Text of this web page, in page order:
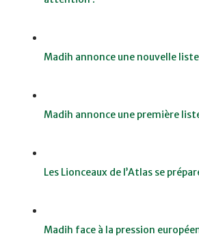
Madih annonce une nouvelle
Madih annonce une première
Les Lionceaux de l’Atlas se
Madih face à la pression